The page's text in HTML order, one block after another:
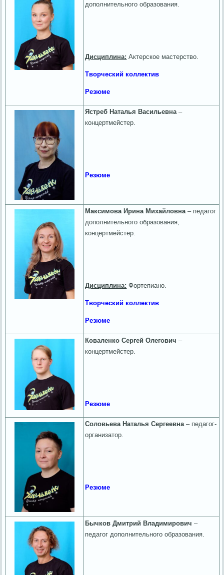
дополнительного образования.
Дисциплина: Актерское мастерство.
Творческий коллектив
Резюме
Ястреб Наталья Васильевна –
концертмейстер.
Резюме
Максимова Ирина Михайловна – педагог
дополнительного образования,
концертмейстер.
Дисциплина: Фортепиано.
Творческий коллектив
Резюме
Коваленко Сергей Олегович –
концертмейстер.
Резюме
Соловьева Наталья Сергеевна – педагог-
организатор.
Резюме
Бычков Дмитрий Владимирович –
педагог дополнительного образования.